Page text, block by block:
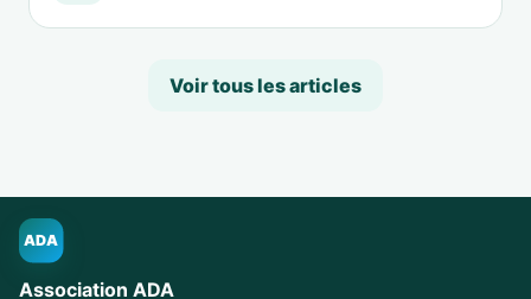
Voir tous les articles
ADA
Association ADA